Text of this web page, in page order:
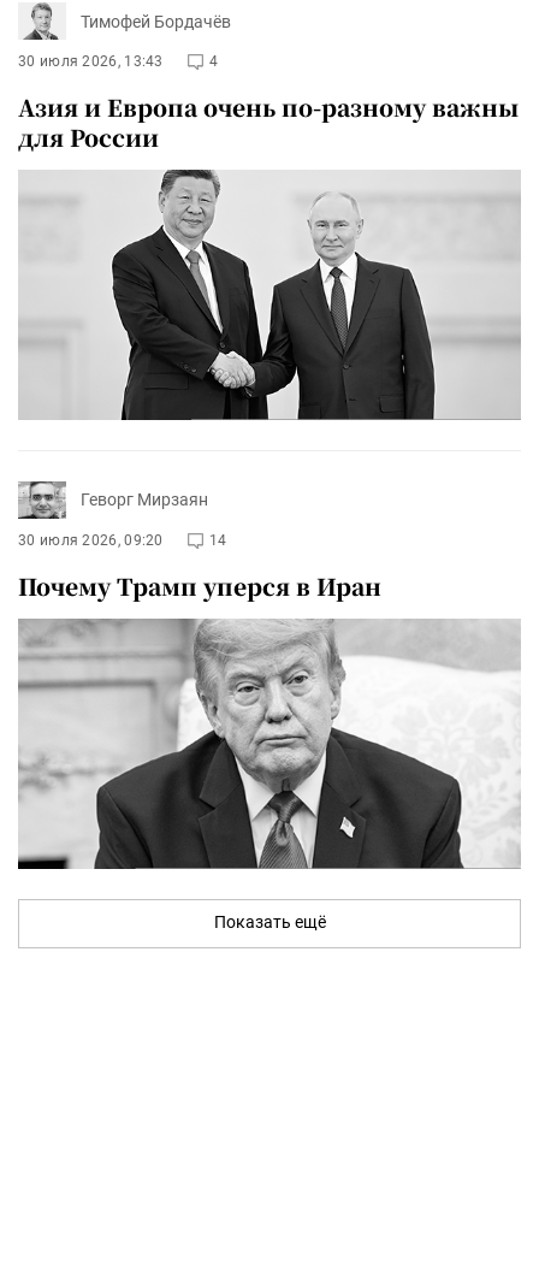
Тимофей Бордачёв
30 июля 2026, 13:43 4
Азия и Европа очень по-разному важны
для России
Геворг Мирзаян
30 июля 2026, 09:20 14
Почему Трамп уперся в Иран
Показать ещё